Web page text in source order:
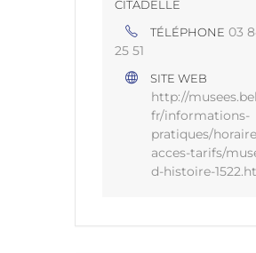
CITADELLE
TÉLÉPHONE 03
25 51
SITE WEB
http://
fr/informations-
pratiques/
acces-tarifs/
d-histoire-